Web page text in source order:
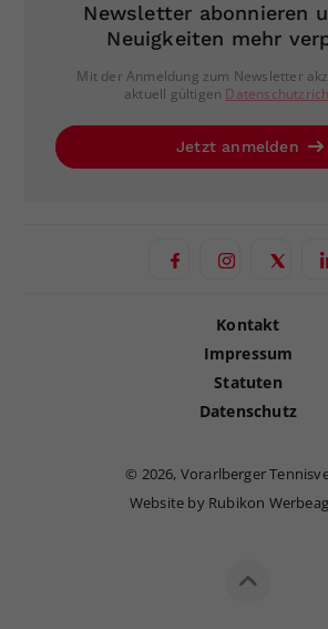
Newsletter abonnieren
Neuigkeiten mehr
Mit der Anmeldung zum Newsletter
aktuell gültigen
Jetzt anmelden
Kontakt
Impressum
Statuten
Datenschutz
© 2026, Vorarlberger
Website by Rubikon